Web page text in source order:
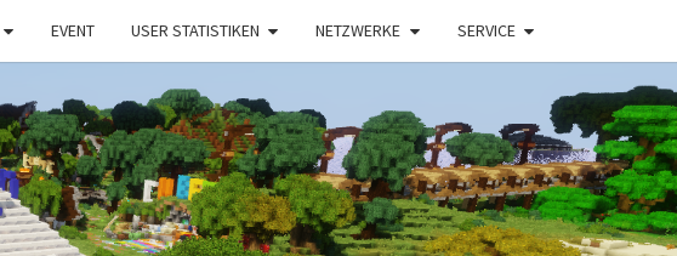
EVENT USER STATISTIKEN NETZWERKE SERVICE